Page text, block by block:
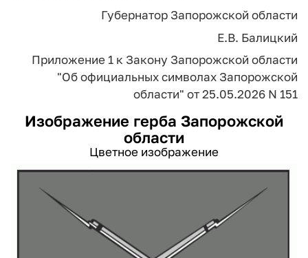
Губернатор Запорожской области
Е.В. Балицкий
Приложение 1 к Закону Запорожской области
"Об официальных символах Запорожской
области" от 25.05.2026 N 151
Изображение герба Запорожской
области
Цветное изображение